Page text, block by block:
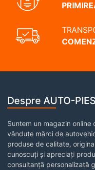
Despre AUTO-
Suntem un magazin
vândute mărci de
produse de calitate,
cunoscuți și apreciați
consultanță personalizată